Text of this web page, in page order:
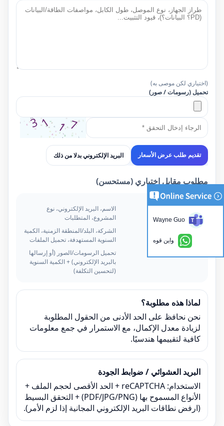
(اختياري لكن موصى به)
تحميل (رسومات / صور)
تقديم طلب عرض الأسعار البريد الإلكتروني بدلا من ذلك
مطلوب مقابل اختياري (مستحسن)
مطلوب
الاسم، البريد الإلكتروني، نوع
المشروع، المتطلبات
خياري
الشركة، البلد/المنطقة الزمنية، الكمية
السنوية المستهدفة، تحميل الملفات
تحميل الرسومات/الصور (أو إرسالها
بالبريد الإلكتروني) + الكمية السنوية
(لتحسين التكلفة)
لماذا هذه مطلوبة؟
نحن نحافظ على الحد الأدنى من الحقول المطلوبة
لزيادة معدل الإكمال، مع الاستمرار في جمع معلومات
كافية لتقييمها هندسيًا.
البريد العشوائي / ضوابط الجودة
الاستخدام: reCAPTCHA + الحد الأقصى لحجم الملف +
الأنواع المسموح بها (PDF/JPG/PNG) + التحقق البسيط
(ارفض نطاقات البريد الإلكتروني المجانية إذا لزم الأمر).
Wayne Guo
واين قوه